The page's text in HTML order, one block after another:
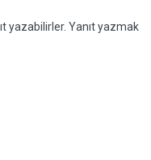
yazabilirler. Yanıt yazmak